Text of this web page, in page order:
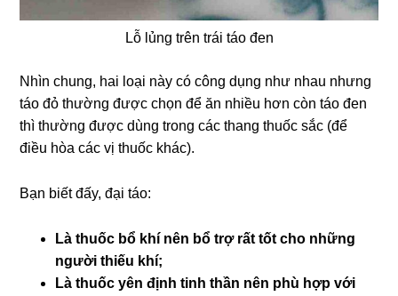
Lỗ lủng trên trái táo đen
Nhìn chung, hai loại này có công dụng như nhau nhưng
táo đỏ thường được chọn để ăn nhiều hơn còn táo đen
thì thường được dùng trong các thang thuốc sắc (để
điều hòa các vị thuốc khác).
Bạn biết đấy, đại táo:
Là thuốc bổ khí nên bổ trợ rất tốt cho những
người thiếu khí;
Là thuốc yên định tinh thần nên phù hợp với